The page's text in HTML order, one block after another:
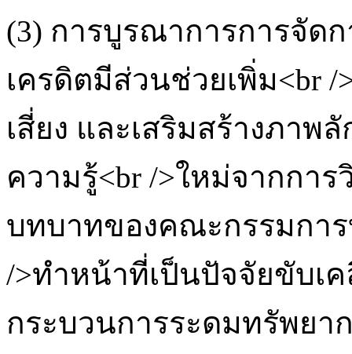
(3) การบูรณาการการจัด
เครดิตมีส่วนช่วยเพิ่ม<br
เสี่ยง และเสริมสร้างภาพ
ความรู้<br />ใหม่จากการ
บทบาทของคณะกรรมกา
/>ทำหน้าที่เป็นปัจจัยขับเ
กระบวนการระดมทรัพยา